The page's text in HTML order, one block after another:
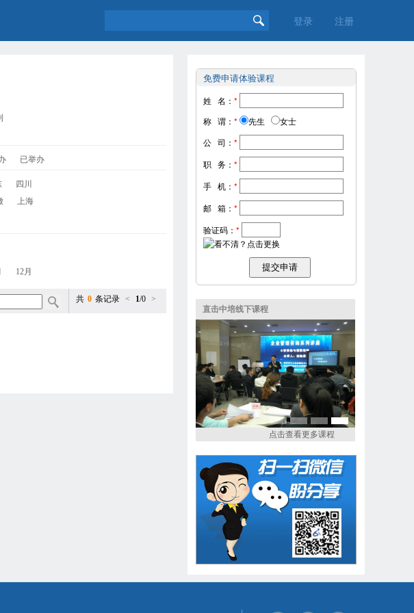
登录 注册
已举办
四川
上海
12月
共 0 条记录 < 1/0 >
免费申请体验课程
姓 名： *
称 谓： * 先生
女士
公 司： *
职 务： *
手 机： *
邮 箱： *
验证码： *
直击中培线下课程
点击查看更多课程